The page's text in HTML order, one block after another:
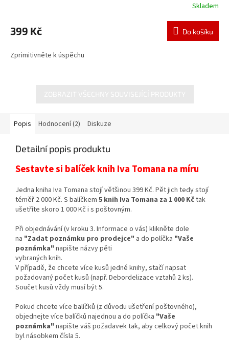
produktu
je
z
Skladem
399 Kč Do košíku
Zprimitivněte k úspěchu
Popis Hodnocení (2) Diskuze
Detailní popis produktu
Sestavte si balíček knih Iva Tomana na míru
Jedna kniha Iva Tomana stojí většinou 399 Kč. Pět jich tedy stojí
téměř 2 000 Kč. S balíčkem 5 knih Iva Tomana za 1 000 Kčtak
ušetříte skoro 1 000 Kč i s poštovným.
Při objednávání (v kroku 3. Informace o vás) klikněte dole
na "Zadat poznámku pro prodejce" a do políčka "Vaše
poznámka" napište názvy pěti
vybraných knih.
V případě, že chcete více kusů jedné knihy, stačí napsat
požadovaný počet kusů (např. Debordelizace vztahů 2 ks).
Součet kusů vždy musí být 5.
Pokud chcete více balíčků (z důvodu ušetření poštovného),
objednejte více balíčků najednou a do políčka "Vaše
poznámka" napište váš požadavek tak, aby celkový počet knih
byl násobkem čísla 5.